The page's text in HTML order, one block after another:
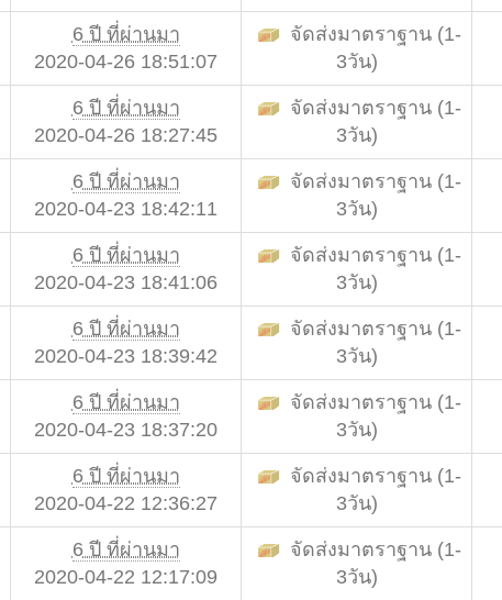
6 ปี ที่ผ่านมา
2020-04-26 18:51:07
จัดส่งมาตราฐาน (1-
3วัน)
6 ปี ที่ผ่านมา
2020-04-26 18:27:45
จัดส่งมาตราฐาน (1-
3วัน)
6 ปี ที่ผ่านมา
2020-04-23 18:42:11
จัดส่งมาตราฐาน (1-
3วัน)
6 ปี ที่ผ่านมา
2020-04-23 18:41:06
จัดส่งมาตราฐาน (1-
3วัน)
6 ปี ที่ผ่านมา
2020-04-23 18:39:42
จัดส่งมาตราฐาน (1-
3วัน)
6 ปี ที่ผ่านมา
2020-04-23 18:37:20
จัดส่งมาตราฐาน (1-
3วัน)
6 ปี ที่ผ่านมา
2020-04-22 12:36:27
จัดส่งมาตราฐาน (1-
3วัน)
6 ปี ที่ผ่านมา
2020-04-22 12:17:09
จัดส่งมาตราฐาน (1-
3วัน)